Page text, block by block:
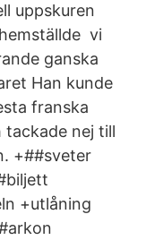
uppskuren
vi
ganska
Han kunde
franska
tackade nej till
+##sveter
+utlåning